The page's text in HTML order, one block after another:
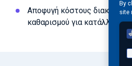
Αποφυγή κόστους διακοπής
καθαρισμού για κατάλληλες
By
site